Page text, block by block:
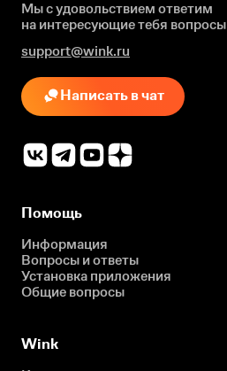
Мы с удовольствием ответим
на интересующиетебя вопросы
support@wink.ru
Написать в чат
Помощь
Информация
Вопросы и ответы
Установка приложения
Общие вопросы
Wink